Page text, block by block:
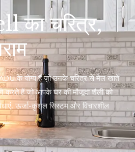
का चरित्र,
के योग्य हैं जो उनके चरित्र से मेल खाते
करते हैं जो आपके घर की मौजूदा शैली को
ऊर्जा-कुशल सिस्टम और विचारशील